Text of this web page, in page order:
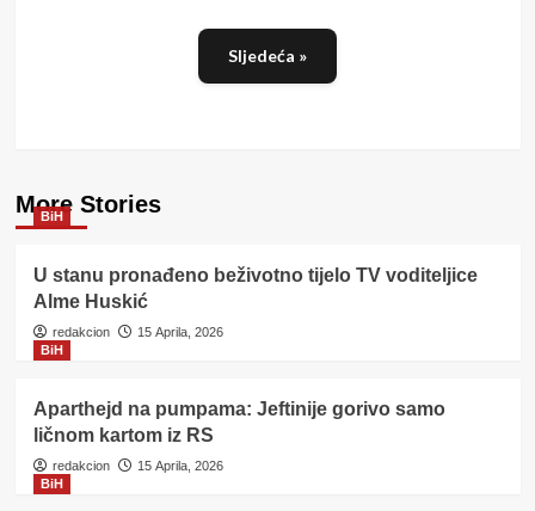
Sljedeća »
More Stories
BiH
U stanu pronađeno beživotno tijelo TV voditeljice
Alme Huskić
redakcion
15 Aprila, 2026
BiH
Aparthejd na pumpama: Jeftinije gorivo samo
ličnom kartom iz RS
redakcion
15 Aprila, 2026
BiH